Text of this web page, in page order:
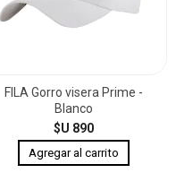
FILA Gorro visera Prime -
Blanco
$U 890